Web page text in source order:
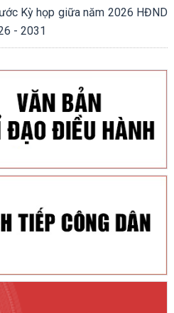
Kỳ họp giữa năm 2026 HĐND
- 2031